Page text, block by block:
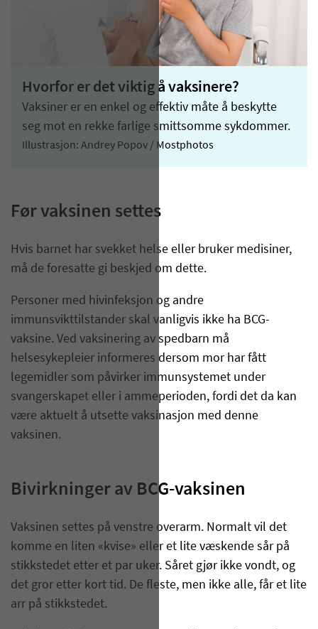
Hvorfor er det viktig å vaksinere?
Vaksiner er en enkel og effektiv måte å beskytte
seg mot en rekke farlige smittsomme sykdommer.
Illustrasjon: Andrey Popov / Mostphotos
Før vaksinen settes
​Hvis barnet har svekket helse eller bruker medisiner,
må de fore­satte gi beskjed om dette.
Personer med hivinfeksjon og andre
immunsvikttilstander skal vanligvis ikke ha BCG-
vaksine. Ved vaksinering av spedbarn må
helsesykepleier informeres dersom mor har fått
legemidler som påvirker immunsystemet under
svangerskapet eller i ammeperioden, fordi det da kan
være aktuelt å utsette vaksina­sjon med denne
vaksinen.
Bivirkninger av BCG-vaksinen
Vaksinen settes på venstre overarm. Normalt vil det
komme en liten «kvise» eller et lite væskende sår på
stikkstedet etter et par uker. Såret gjør ikke vondt, og
det gror etter kort tid. De fleste, men ikke alle, får et lite
arr på stikkstedet.